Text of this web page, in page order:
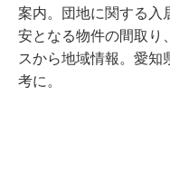
案内。団地に関する入
安となる物件の間取り
スから地域情報。愛知
考に。